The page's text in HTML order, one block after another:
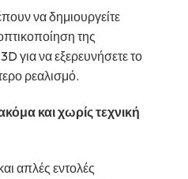
να δημιουργείτε
της
για να εξερευνήσετε το
ρεαλισμό.
και χωρίς τεχνική
απλές εντολές